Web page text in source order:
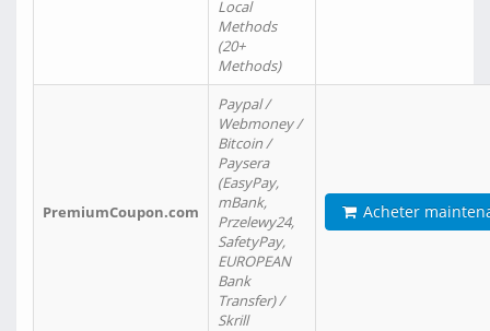
Local
Methods
(20+
Methods)
PremiumCoupon.com
Paypal /
Webmoney /
Bitcoin /
Paysera
(EasyPay,
mBank,
Przelewy24,
SafetyPay,
EUROPEAN
Bank
Transfer) /
Skrill
Acheter